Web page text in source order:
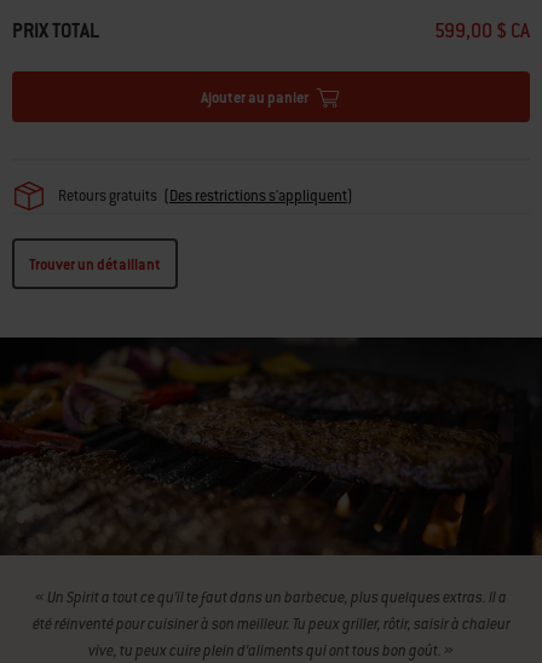
PRIX TOTAL 599,00 $ CA
Ajouter au panier
Retours gratuits (Des restrictions s'appliquent)
Trouver un détaillant
« Un Spirit a tout ce qu’il te faut dans un barbecue, plus quelques extras. Il a
été réinventé pour cuisiner à son meilleur. Tu peux griller, rôtir, saisir à chaleur
vive, tu peux cuire plein d’aliments qui ont tous bon goût. »